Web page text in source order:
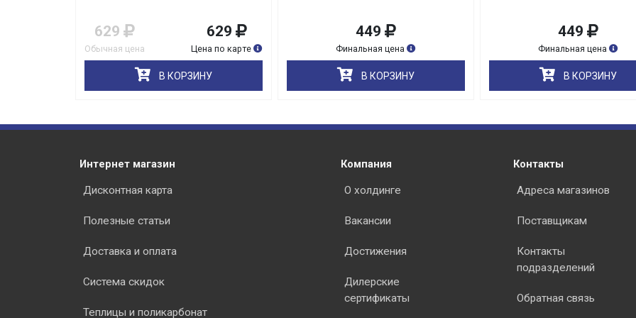
629
Обычная цена
629
Цена по карте
В КОРЗИНУ
449
Финальная цена
В КОРЗИНУ
449
Финальная цена
В КОРЗИНУ
раз в 2 недели
Интернет магазин
Дисконтная карта
Полезные статьи
Доставка и оплата
Система скидок
Теплицы и поликарбонат
Компания
О холдинге
Вакансии
Достижения
Дилерские
сертификаты
Контакты
Адреса магазинов
Поставщикам
Контакты
подразделений
Обратная связь